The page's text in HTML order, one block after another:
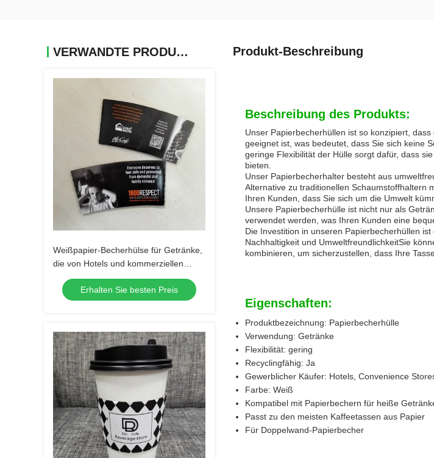
VERWANDTE PRODUKTE
Weißpapier-Becherhülse für Getränke,
die von Hotels und kommerziellen
Käufern bevorzugt werden
Erhalten Sie besten Preis
Produkt-Beschreibung
Beschreibung des Produkts:
Unser Papierbecherhüllen ist so konzipiert,
geeignet ist, was bedeutet, dass Sie sich keine
geringe Flexibilität der Hülle sorgt dafür, dass
bieten.
Unser Papierbecherhalter besteht aus
Alternative zu traditionellen Schaumstoffhaltern
Ihren Kunden, dass Sie sich um die Umwelt
Unsere Papierbecherhülle ist nicht nur als
verwendet werden, was Ihren Kunden eine
Die Investition in unseren Papierbecherhüllen
Nachhaltigkeit und UmweltfreundlichkeitSie
kombinieren, um sicherzustellen, dass Ihre
Eigenschaften:
Produktbezeichnung: Papierbecherhülle
Verwendung: Getränke
Flexibilität: gering
Recyclingfähig: Ja
Gewerblicher Käufer: Hotels, Convenience
Farbe: Weiß
Kompatibel mit Papierbechern für heiße
Passt zu den meisten Kaffeetassen aus Papier
Für Doppelwand-Papierbecher